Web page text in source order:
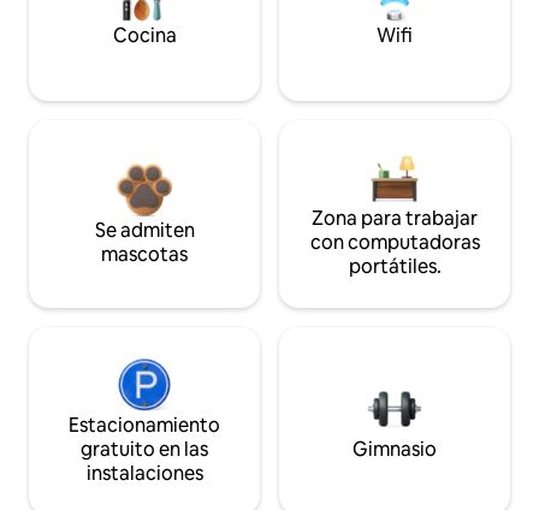
Cocina Wifi
Se admiten
mascotas
Zona para trabajar
con computadoras
portátiles.
Estacionamiento
gratuito en las
instalaciones
Gimnasio